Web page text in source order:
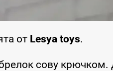
от Lesya toys.
сову крючком.